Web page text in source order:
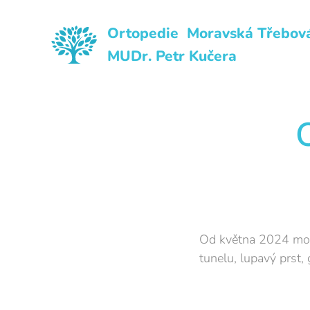
Ortopedie Moravská
MUDr. Petr Kučera
Od května 2024
tunelu, lupavý prst,